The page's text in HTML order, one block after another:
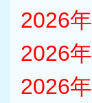
2026
2026
2026